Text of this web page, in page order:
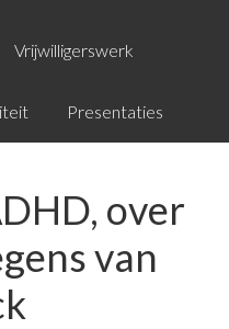
Vrijwilligerswerk
Presentaties
over
van